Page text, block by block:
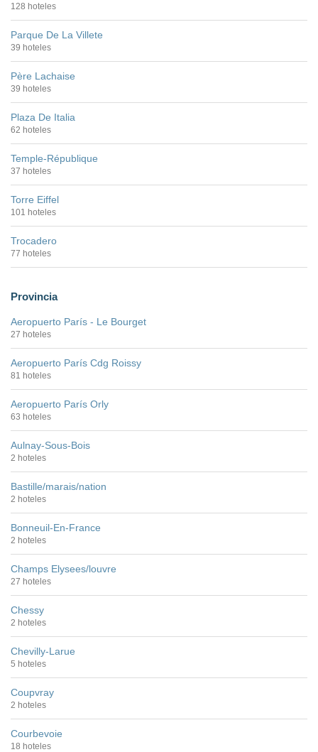
128 hoteles
Parque De La Villete
39 hoteles
Père Lachaise
39 hoteles
Plaza De Italia
62 hoteles
Temple-République
37 hoteles
Torre Eiffel
101 hoteles
Trocadero
77 hoteles
Provincia
Aeropuerto París - Le Bourget
27 hoteles
Aeropuerto París Cdg Roissy
81 hoteles
Aeropuerto París Orly
63 hoteles
Aulnay-Sous-Bois
2 hoteles
Bastille/marais/nation
2 hoteles
Bonneuil-En-France
2 hoteles
Champs Elysees/louvre
27 hoteles
Chessy
2 hoteles
Chevilly-Larue
5 hoteles
Coupvray
2 hoteles
Courbevoie
18 hoteles